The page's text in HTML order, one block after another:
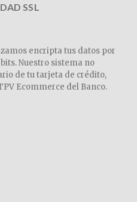
SSL
encripta tus datos por
Nuestro sistema no
de tu tarjeta de crédito,
Ecommerce del Banco.